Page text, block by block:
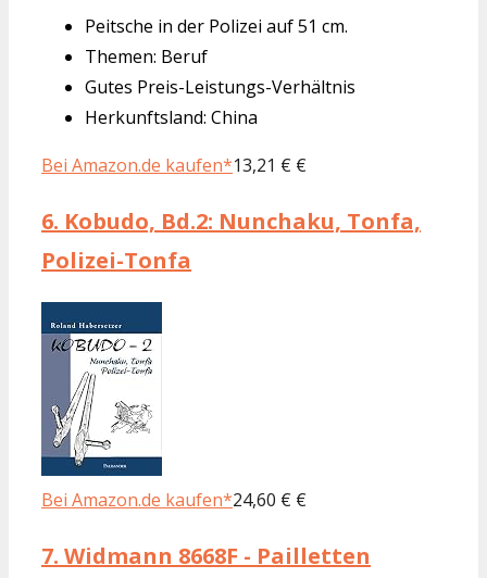
Peitsche in der Polizei auf 51 cm.
Themen: Beruf
Gutes Preis-Leistungs-Verhältnis
Herkunftsland: China
Bei Amazon.de kaufen*13,21 € €
6. Kobudo, Bd.2: Nunchaku, Tonfa,
Polizei-Tonfa
Bei Amazon.de kaufen*24,60 € €
7. Widmann 8668F - Pailletten